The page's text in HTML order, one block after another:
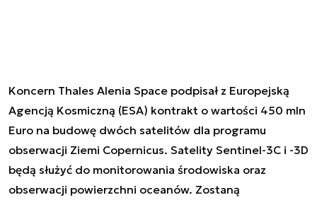
Koncern Thales Alenia Space podpisał z Europejską
Agencją Kosmiczną (ESA) kontrakt o wartości 450 mln
Euro na budowę dwóch satelitów dla programu
obserwacji Ziemi Copernicus. Satelity Sentinel-3C i -3D
będą służyć do monitorowania środowiska oraz
obserwacji powierzchni oceanów. Zostaną